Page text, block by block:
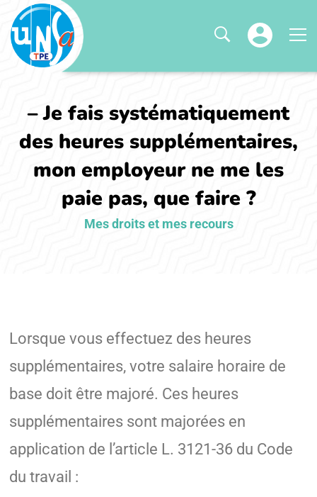
Mes droits et mes recours
– Je fais systématiquement
des heures supplémentaires,
mon employeur ne me les
paie pas, que faire ?
Lorsque vous effectuez des heures
supplémentaires, votre salaire horaire de
base doit être majoré. Ces heures
supplémentaires sont majorées en
application de l’article L. 3121-36 du Code
du travail :